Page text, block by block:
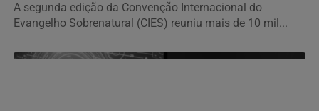
A segunda edição da Convenção Internacional do
Evangelho Sobrenatural (CIES) reuniu mais de 10 mil...